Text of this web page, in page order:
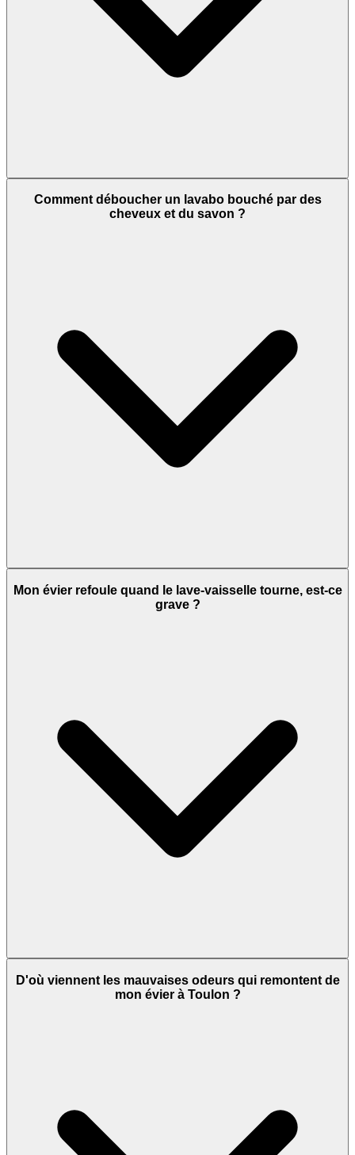
Comment déboucher un lavabo bouché par des
cheveux et du savon ?
Mon évier refoule quand le lave-vaisselle tourne, est-ce
grave ?
D'où viennent les mauvaises odeurs qui remontent de
mon évier à Toulon ?